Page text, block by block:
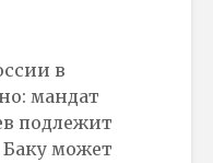
в
мандат
подлежит
Баку может